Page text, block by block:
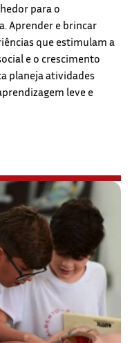
para o
Aprender e brincar
que estimulam a
e o crescimento
planeja atividades
leve e